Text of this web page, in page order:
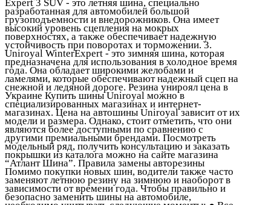
Expert 3 SUV - это летняя шина, специально
разработанная для автомобилей большой
грузоподъемности и внедорожников. Она имеет
высокий уровень сцепления на мокрых
поверхностях, а также обеспечивает надежную
устойчивость при поворотах и торможении. 3.
Uniroyal WinterExpert - это зимняя шина, которая
предназначена для использования в холодное время
года. Она обладает широкими желобами и
ламелями, которые обеспечивают надежный сцеп на
снежной и ледяной дороге. Резина унироял цена в
Украине Купить шины Uniroyal можно в
специализированных магазинах и интернет-
магазинах. Цена на автошины Uniroyal зависит от их
модели и размера. Однако, стоит отметить, что они
являются более доступными по сравнению с
другими премиальными брендами. Посмотреть
модельный ряд, получить консультацию и заказать
покрышки из каталога можно на сайте магазина
“Атлант Шина”. Правила замены авторезины
Помимо покупки новых шин, водители также часто
заменяют летнюю резину на зимнюю и наоборот в
зависимости от времени года. Чтобы правильно и
безопасно заменить шины на автомобиле,